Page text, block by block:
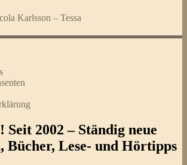
Karlsson – Tessa
Seit 2002 – Ständig neue
Bücher, Lese- und Hörtipps